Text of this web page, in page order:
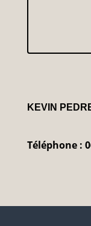
KEVIN
Téléphone :